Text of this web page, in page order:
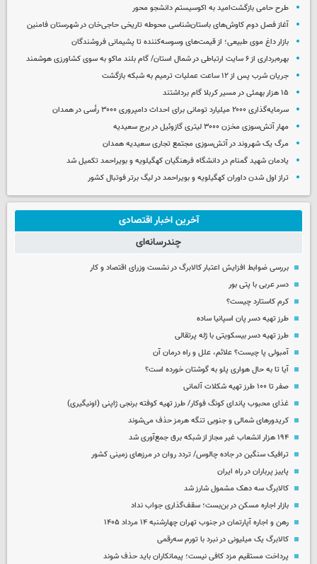
طرح حامی بازگشت‌امید به اکوسیستم دانشجو محور
آغاز فصل دوم کاوش‌های باستان‌شناسی محوطه تاریخی حاجی‌خان در شهرستان فامنین
بازار داغ موی طبیعی؛ از قیمت‌های وسوسه‌کننده تا پشیمانی فروشندگان
بهره‌برداری از ۶ سایت ارتباطی در شمال استان/ گام بلند ماکو به سوی کشاورزی هوشمند
جریان شرب پس از ۱۲ ساعت عملیات ترمیم به شبکه بازگشت
۱۵ هزار بهمئی در مسیر کربلا گام برداشتند
سرمایه‌گذاری ۲۰۰۰ میلیارد تومانی برای احداث دامپروری ۳۰۰۰ رأسی در همدان
مهار آتش‌سوزی مخزن ۳۰۰۰ لیتری گازوئیل در برج سعیدیه
مرگ یک شهروند در آتش‌سوزی مجتمع تجاری سعیدیه همدان
یادمان شهید گمنام در دانشگاه فرهنگیان کهگیلویه و بویراحمد تکمیل شد
تراز اول شدن داوران کهگیلویه و بویراحمد در لیگ برتر فوتبال کشور
آخرین اخبار اقتصادی
چندرسانه‌ای
بررسی ضوابط افزایش اعتبار کالابرگ در نشست وزرای اقتصاد و کار
دسر عربی با پتی بور
کرم کاستارد چیست؟
طرز تهیه دسر پان اسپانیا ساده
طرز تهیه دسر بیسکویتی با ژله پرتقالی
آمبولی پا چیست؟ علائم، علل و راه درمان آن
آیا تا به حال هواری پلو به گوشتان خورده است؟
صفر تا ۱۰۰ طرز تهیه شکلات آلمانی
غذای محبوب پاندای کونگ فوکار/ طرز تهیه کوفته برنجی ژاپنی (اونیگیری)
کریدورهای شمالی و جنوبی تنگه هرمز حذف می‌شوند
۱۹۴ هزار انشعاب غیر مجاز از شبکه برق جمع‌آوری شد
ترافیک سنگین در جاده چالوس/ تردد روان در مرزهای زمینی کشور
پاییز پرباران در راه ایران
کالابرگ سه دهک مشمول شارز شد
بازار اجاره مسکن در بن‌بست؛ سقف‌گذاری جواب نداد
رهن و اجاره آپارتمان در جنوب تهران چهارشنبه ۱۴ مرداد ۱۴۰۵
کالابرگ یک میلیونی در نبرد با تورم سه‌رقمی
پرداخت مستقیم مزد کافی نیست؛ پیمانکاران باید حذف شوند